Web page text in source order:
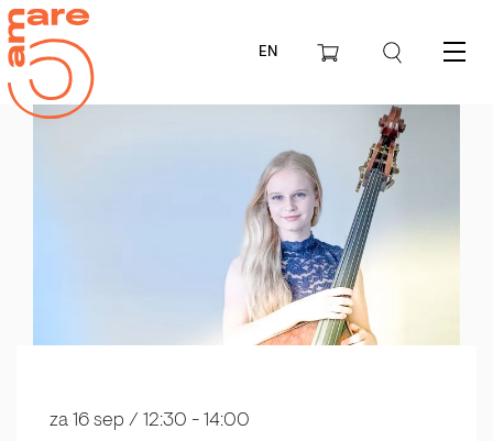
EN Menu
za 16 sep / 12:30 - 14:00